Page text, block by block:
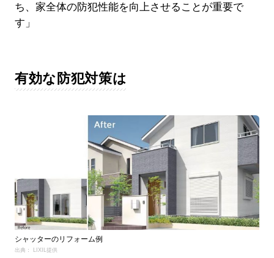
ち、家全体の防犯性能を向上させることが重要で
す」
有効な防犯対策は
シャッターのリフォーム例
出典： LIXIL提供